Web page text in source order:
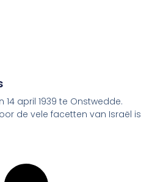
14 april 1939 te Onstwedde.
de vele facetten van Israël is